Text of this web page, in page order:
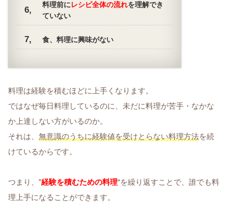
料理前にレシピ全体の流れを理解でき
ていない
食、料理に興味がない
料理は経験を積むほどに上手くなります。
ではなぜ毎日料理しているのに、未だに料理が苦手・なかな
か上達しない方がいるのか。
それは、 無意識のうちに経験値を受けとらない料理方法を続
けているからです。
つまり、”経験を積むための料理“を繰り返すことで、誰でも料
理上手になることができます。